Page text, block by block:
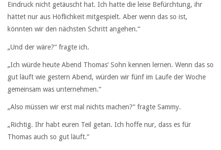
Eindruck nicht getäuscht hat. Ich hatte die leise Befürchtung, ihr
hättet nur aus Höflichkeit mitgespielt. Aber wenn das so ist,
könnten wir den nächsten Schritt angehen.“
„Und der wäre?“ fragte ich.
„Ich würde heute Abend Thomas‘ Sohn kennen lernen. Wenn das so
gut läuft wie gestern Abend, würden wir fünf im Laufe der Woche
gemeinsam was unternehmen.“
„Also müssen wir erst mal nichts machen?“ fragte Sammy.
„Richtig. Ihr habt euren Teil getan. Ich hoffe nur, dass es für
Thomas auch so gut läuft.“